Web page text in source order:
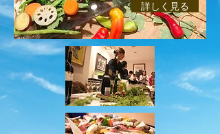
詳しく見る